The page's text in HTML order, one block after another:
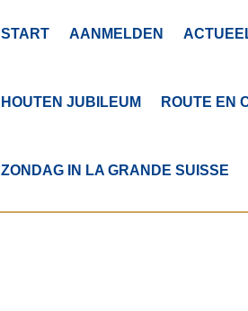
START AANMELDEN
HOUTEN JUBILEUM ROUTE EN
ZONDAG IN LA GRANDE SUISSE